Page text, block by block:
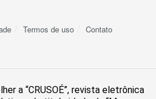
Termos de uso Contato
a “CRUSOÉ”, revista eletrônica